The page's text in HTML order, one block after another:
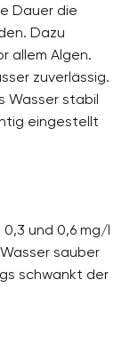
Dauer die
Dazu
allem Algen.
zuverlässig.
Wasser stabil
eingestellt
und 0,6 mg/l
sauber
schwankt der